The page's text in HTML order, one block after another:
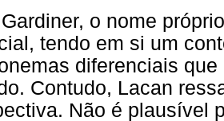
o nome
tendo em si um
diferenciais
Contudo, Lacan
Não é plausível